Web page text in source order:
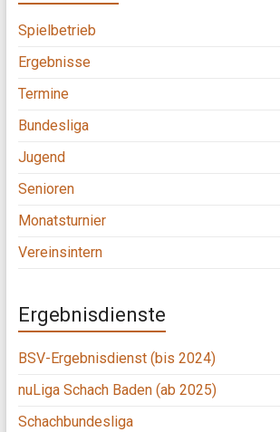
Spielbetrieb
Ergebnisse
Termine
Bundesliga
Jugend
Senioren
Monatsturnier
Vereinsintern
Ergebnisdienste
BSV-Ergebnisdienst (bis 2024)
nuLiga Schach Baden (ab 2025)
Schachbundesliga